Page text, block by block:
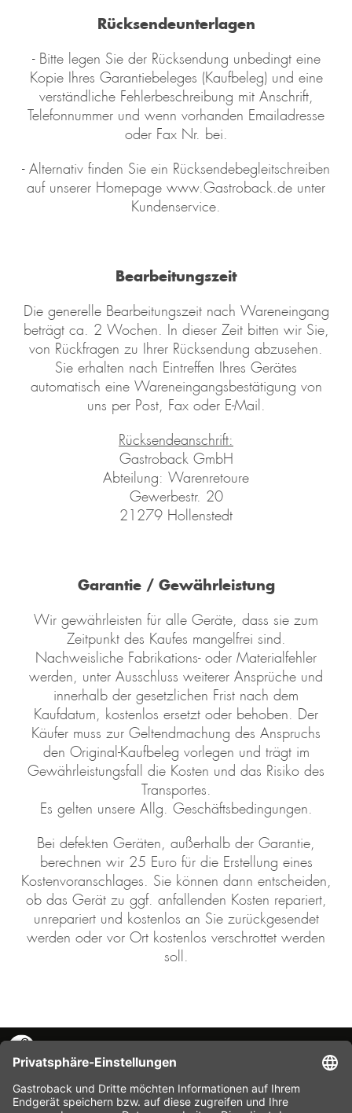
Rücksendeunterlagen
- Bitte legen Sie der Rücksendung unbedingt eine
Kopie Ihres Garantiebeleges (Kaufbeleg) und eine
verständliche Fehlerbeschreibung mit Anschrift,
Telefonnummer und wenn vorhanden Emailadresse
oder Fax Nr. bei.
- Alternativ finden Sie ein Rücksendebegleitschreiben
auf unserer Homepage www.Gastroback.de unter
Kundenservice.
Bearbeitungszeit
Die generelle Bearbeitungszeit nach Wareneingang
beträgt ca. 2 Wochen. In dieser Zeit bitten wir Sie,
von Rückfragen zu Ihrer Rücksendung abzusehen.
Sie erhalten nach Eintreffen Ihres Gerätes
automatisch eine Wareneingangsbestätigung von
uns per Post, Fax oder E-Mail.
Rücksendeanschrift:
Gastroback GmbH
Abteilung: Warenretoure
Gewerbestr. 20
21279 Hollenstedt
Garantie / Gewährleistung
Wir gewährleisten für alle Geräte, dass sie zum
Zeitpunkt des Kaufes mangelfrei sind.
Nachweisliche Fabrikations- oder Materialfehler
werden, unter Ausschluss weiterer Ansprüche und
innerhalb der gesetzlichen Frist nach dem
Kaufdatum, kostenlos ersetzt oder behoben. Der
Käufer muss zur Geltendmachung des Anspruchs
den Original-Kaufbeleg vorlegen und trägt im
Gewährleistungsfall die Kosten und das Risiko des
Transportes.
Es gelten unsere Allg. Geschäftsbedingungen.
Bei defekten Geräten, außerhalb der Garantie,
berechnen wir 25 Euro für die Erstellung eines
Kostenvoranschlages. Sie können dann entscheiden,
ob das Gerät zu ggf. anfallenden Kosten repariert,
unrepariert und kostenlos an Sie zurückgesendet
werden oder vor Ort kostenlos verschrottet werden
soll.
SERVICE HOTLINE